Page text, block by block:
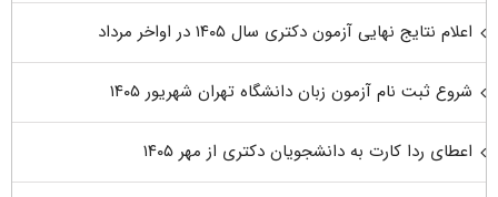
اعلام نتایج نهایی آزمون دکتری سال ۱۴۰۵ در اواخر مرداد
شروع ثبت نام آزمون زبان دانشگاه تهران شهریور ۱۴۰۵
اعطای ردا کارت به دانشجویان دکتری از مهر ۱۴۰۵